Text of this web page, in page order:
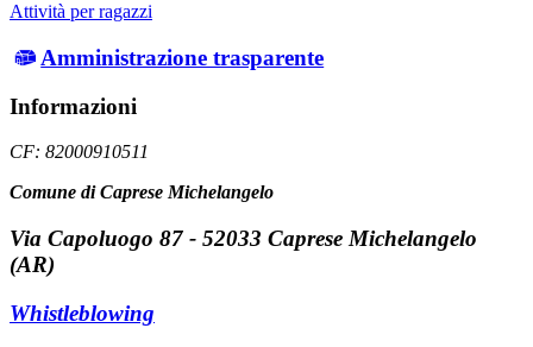
Attività per ragazzi
Amministrazione trasparente
Informazioni
CF: 82000910511
Comune di Caprese Michelangelo
Via Capoluogo 87 - 52033 Caprese Michelangelo
(AR)
Whistleblowing